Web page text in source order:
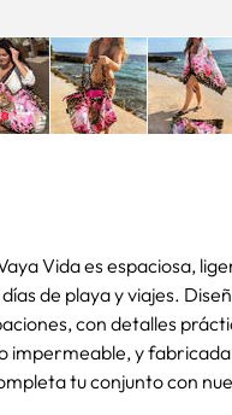
Vida es espaciosa,
de playa y viajes.
con detalles
impermeable, y
tu conjunto con